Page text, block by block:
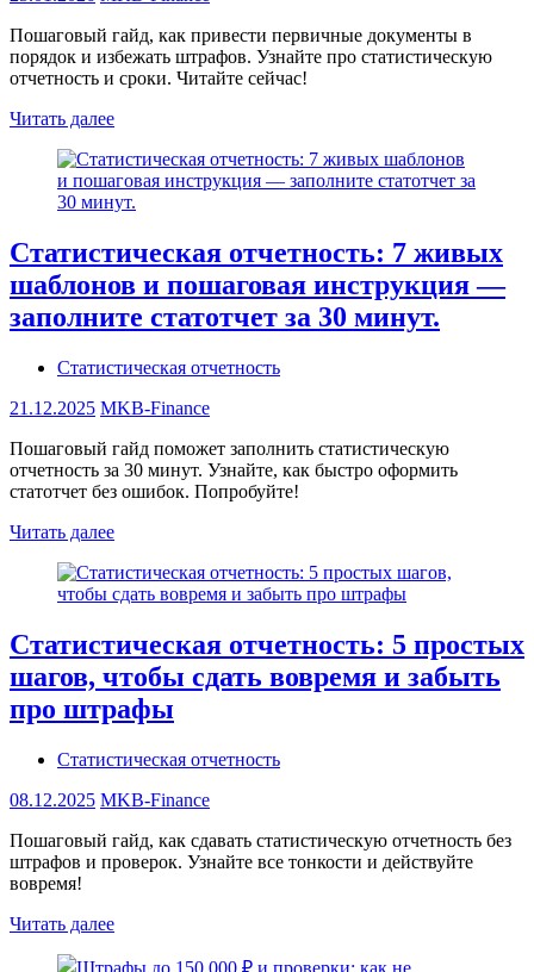
Пошаговый гайд, как привести первичные документы в
порядок и избежать штрафов. Узнайте про статистическую
отчетность и сроки. Читайте сейчас!
Читать далее
Статистическая отчетность: 7 живых
шаблонов и пошаговая инструкция —
заполните статотчет за 30 минут.
Статистическая отчетность
21.12.2025 MKB-Finance
Пошаговый гайд поможет заполнить статистическую
отчетность за 30 минут. Узнайте, как быстро оформить
статотчет без ошибок. Попробуйте!
Читать далее
Статистическая отчетность: 5 простых
шагов, чтобы сдать вовремя и забыть
про штрафы
Статистическая отчетность
08.12.2025 MKB-Finance
Пошаговый гайд, как сдавать статистическую отчетность без
штрафов и проверок. Узнайте все тонкости и действуйте
вовремя!
Читать далее